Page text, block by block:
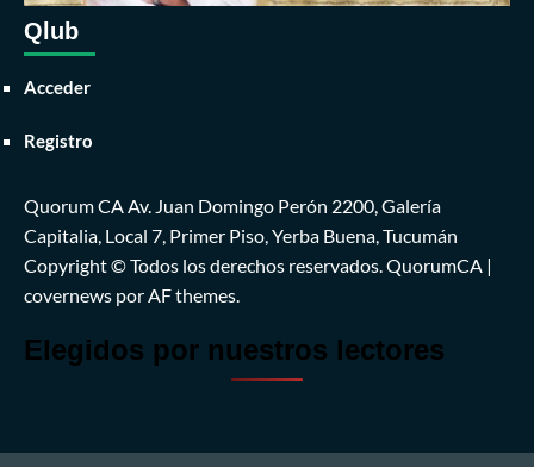
Qlub
Acceder
Registro
Quorum CA Av. Juan Domingo Perón 2200, Galería
Capitalia, Local 7, Primer Piso, Yerba Buena, Tucumán
Copyright © Todos los derechos reservados. QuorumCA |
covernews por AF themes.
Elegidos por nuestros lectores